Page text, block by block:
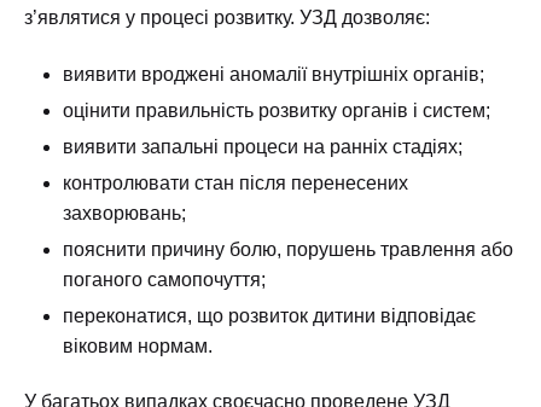
з’являтися у процесі розвитку. УЗД дозволяє:
виявити вроджені аномалії внутрішніх органів;
оцінити правильність розвитку органів і систем;
виявити запальні процеси на ранніх стадіях;
контролювати стан після перенесених
захворювань;
пояснити причину болю, порушень травлення або
поганого самопочуття;
переконатися, що розвиток дитини відповідає
віковим нормам.
У багатьох випадках своєчасно проведене УЗД